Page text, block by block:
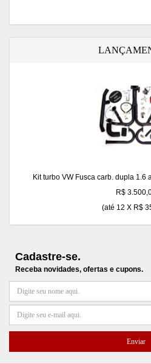
Kit turbo VW Fusca carb. dupla 1.6
R$
(até 12 X R$
Cadastre-se.
Receba novidades, ofertas e cupons.